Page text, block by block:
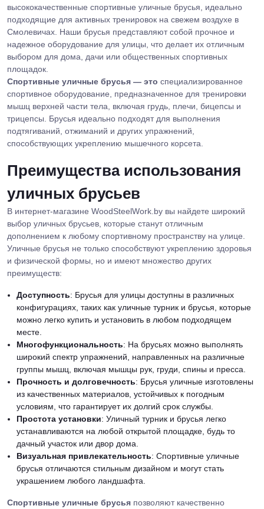
высококачественные спортивные уличные брусья, идеально
подходящие для активных тренировок на свежем воздухе в
Смолевичах. Наши брусья представляют собой прочное и
надежное оборудование для улицы, что делает их отличным
выбором для дома, дачи или общественных спортивных
площадок.
Спортивные уличные брусья — это специализированное
спортивное оборудование, предназначенное для тренировки
мышц верхней части тела, включая грудь, плечи, бицепсы и
трицепсы. Брусья идеально подходят для выполнения
подтягиваний, отжиманий и других упражнений,
способствующих укреплению мышечного корсета.
Преимущества использования
уличных брусьев
В интернет-магазине WoodSteelWork.by вы найдете широкий
выбор уличных брусьев, которые станут отличным
дополнением к любому спортивному пространству на улице.
Уличные брусья не только способствуют укреплению здоровья
и физической формы, но и имеют множество других
преимуществ:
Доступность: Брусья для улицы доступны в различных
конфигурациях, таких как уличные турник и брусья, которые
можно легко купить и установить в любом подходящем
месте.
Многофункциональность: На брусьях можно выполнять
широкий спектр упражнений, направленных на различные
группы мышц, включая мышцы рук, груди, спины и пресса.
Прочность и долговечность: Брусья уличные изготовлены
из качественных материалов, устойчивых к погодным
условиям, что гарантирует их долгий срок службы.
Простота установки: Уличный турник и брусья легко
устанавливаются на любой открытой площадке, будь то
дачный участок или двор дома.
Визуальная привлекательность: Спортивные уличные
брусья отличаются стильным дизайном и могут стать
украшением любого ландшафта.
Спортивные уличные брусья позволяют качественно